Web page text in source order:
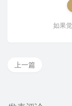
如果
上一篇